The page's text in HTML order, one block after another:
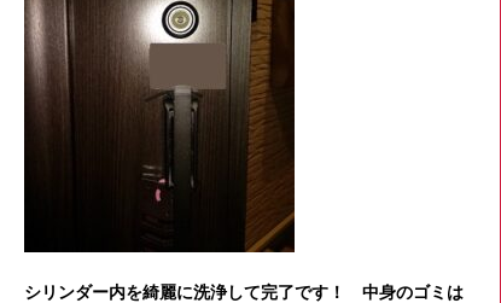
シリンダー内を綺麗に洗浄して完了です！ 中身のゴミは